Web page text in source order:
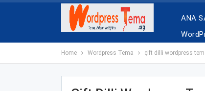
ANA
Home Wordpress Tema çift dilli wordpress